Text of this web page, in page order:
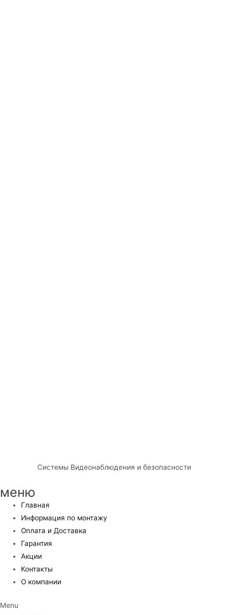
Системы Видеонаблюдения и безопасности
меню
Главная
Информация по монтажу
Оплата и Доставка
Гарантия
Акции
Контакты
О компании
Menu